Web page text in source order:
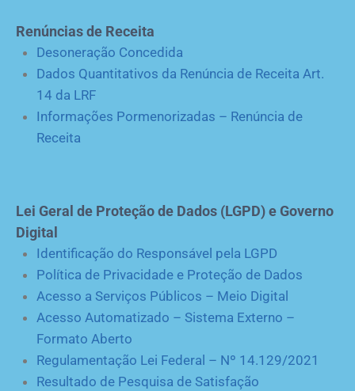
Renúncias de Receita
Desoneração Concedida
Dados Quantitativos da Renúncia de Receita Art.
14 da LRF
Informações Pormenorizadas – Renúncia de
Receita
Lei Geral de Proteção de Dados (LGPD) e Governo
Digital
Identificação do Responsável pela LGPD
Política de Privacidade e Proteção de Dados
Acesso a Serviços Públicos – Meio Digital
Acesso Automatizado – Sistema Externo –
Formato Aberto
Regulamentação Lei Federal – Nº 14.129/2021
Resultado de Pesquisa de Satisfação